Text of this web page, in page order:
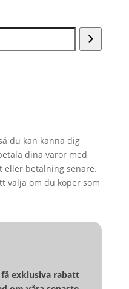
du kan känna dig
dina varor med
eller betalning senare.
välja om du köper som
exklusiva rabatt